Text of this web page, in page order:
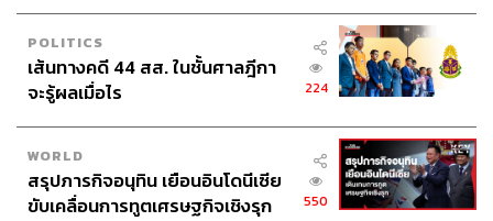
POLITICS
เส้นทางคดี 44 สส. ในชั้นศาลฎีกา
จะรู้ผลเมื่อไร
224
WORLD
สรุปภารกิจอนุทิน เยือนอินโดนีเซีย
ขับเคลื่อนการทูตเศรษฐกิจเชิงรุก
550